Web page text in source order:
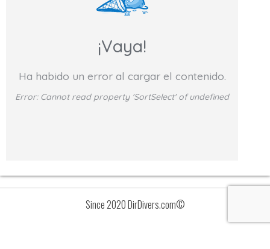
¡Vaya!
Ha habido un error al cargar el contenido.
Error: Cannot read property 'SortSelect' of undefined
Since 2020 DirDivers.com©